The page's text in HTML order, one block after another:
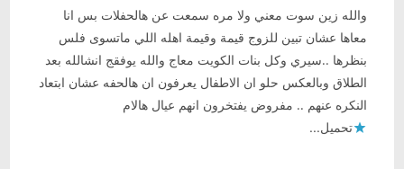
والله زين سوت معني ولا مره سمعت عن هالحفلات بس انا
معاها عشان تبين للزوج قيمة وقيمة اهله اللي ماتسوى فلس
بنظرها ..سيري وكل بنات الكويت معاج والله يوفقج انشالله بعد
الطلاق وبالعكس حلو ان الاطفال يعرفون ان هالحفه عشان ابتعاد
النكره عنهم .. مفروض يفتخرون انهم عيال هالام
تحميل...